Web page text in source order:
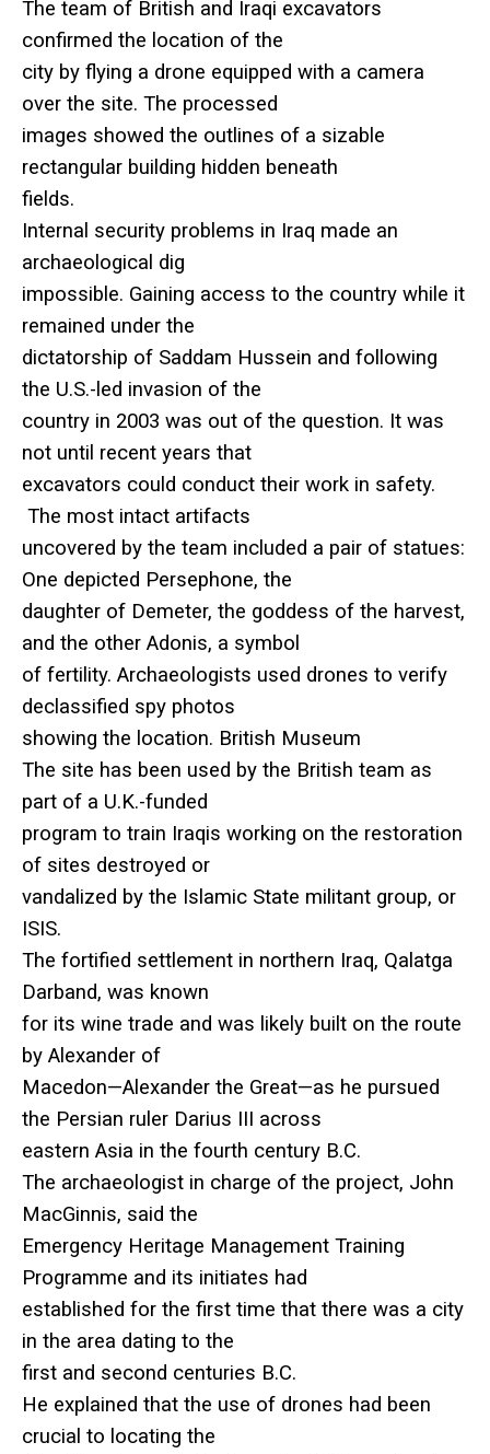
The team of British and Iraqi excavators
confirmed the location of the
city by flying a drone equipped with a camera
over the site. The processed
images showed the outlines of a sizable
rectangular building hidden beneath
fields.
Internal security problems in Iraq made an
archaeological dig
impossible. Gaining access to the country while it
remained under the
dictatorship of Saddam Hussein and following
the U.S.-led invasion of the
country in 2003 was out of the question. It was
not until recent years that
excavators could conduct their work in safety.
The most intact artifacts
uncovered by the team included a pair of statues:
One depicted Persephone, the
daughter of Demeter, the goddess of the harvest,
and the other Adonis, a symbol
of fertility. Archaeologists used drones to verify
declassified spy photos
showing the location. British Museum
The site has been used by the British team as
part of a U.K.-funded
program to train Iraqis working on the restoration
of sites destroyed or
vandalized by the Islamic State militant group, or
ISIS.
The fortified settlement in northern Iraq, Qalatga
Darband, was known
for its wine trade and was likely built on the route
by Alexander of
Macedon—Alexander the Great—as he pursued
the Persian ruler Darius III across
eastern Asia in the fourth century B.C.
The archaeologist in charge of the project, John
MacGinnis, said the
Emergency Heritage Management Training
Programme and its initiates had
established for the first time that there was a city
in the area dating to the
first and second centuries B.C.
He explained that the use of drones had been
crucial to locating the